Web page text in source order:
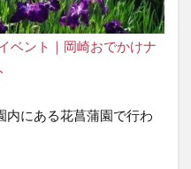
ベント｜岡崎おでかけナ
内にある花菖蒲園で行わ